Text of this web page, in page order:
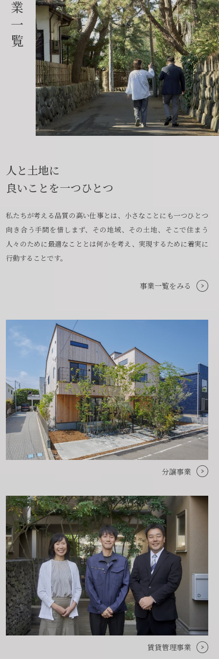
業
一
覧
人と土地に
良いことを一つひとつ
私たちが考える品質の高い仕事とは、小さなことにも一つひとつ
向き合う手間を惜しまず、その地域、その土地、そこで住まう
人々のために最適なこととは何かを考え、実現するために着実に
行動することです。
事業一覧をみる
分譲事業
賃貸管理事業